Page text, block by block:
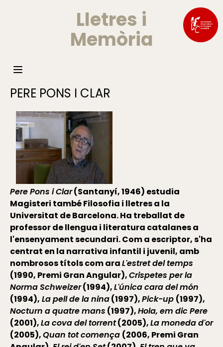
Lletres i
Memòria
PERE PONS I CLAR
Pere Pons i Clar(Santanyí, 1946) estudia
Magisteri també Filosofia i lletres a la
Universitat de Barcelona. Ha treballat de
professor de llengua i literatura catalanes a
l'ensenyament secundari. Com a escriptor, s'ha
centrat en la narrativa infantil i juvenil, amb
nombrosos títols com araL'estret del temps
(1990, Premi Gran Angular),Crispetes per la
Norma Schweizer(1994),L'única cara del món
(1994), La pell de la nina(1997),Pick-up (1997),
Nocturn a quatre mans (1997),Hola, em dic Pere
(2001),La cova del torrent(2005),La moneda d'or
(2005),Quan tot comença (2006, Premi Gran